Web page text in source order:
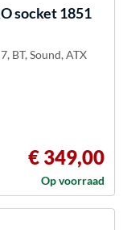
socket 1851
BT, Sound, ATX
€ 349,00
Op voorraad